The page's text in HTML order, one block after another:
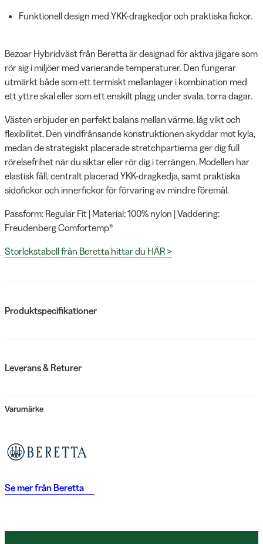
Funktionell design med YKK-dragkedjor och praktiska fickor.
Bezoar Hybridväst från Beretta är designad för aktiva jägare som
rör sig i miljöer med varierande temperaturer. Den fungerar
utmärkt både som ett termiskt mellanlager i kombination med
ett yttre skal eller som ett enskilt plagg under svala, torra dagar.
Västen erbjuder en perfekt balans mellan värme, låg vikt och
flexibilitet. Den vindfrånsande konstruktionen skyddar mot kyla,
medan de strategiskt placerade stretchpartierna ger dig full
rörelsefrihet när du siktar eller rör dig i terrängen. Modellen har
elastisk fåll, centralt placerad YKK-dragkedja, samt praktiska
sidofickor och innerfickor för förvaring av mindre föremål.
Passform: Regular Fit | Material: 100% nylon | Vaddering:
Freudenberg Comfortemp®
Storlekstabell från Beretta hittar du HÄR >
Produktspecifikationer
Leverans & Returer
Varumärke
Se mer från Beretta